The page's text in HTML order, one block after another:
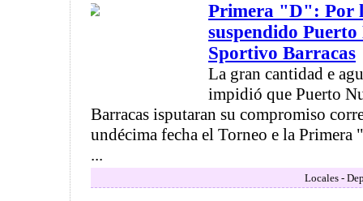
Primera "D": Por
suspendido Puerto
Sportivo Barracas
La gran cantidad e
impidió que Puerto
Barracas isputaran su compromiso
undécima fecha el Torneo e la
...
Locales -